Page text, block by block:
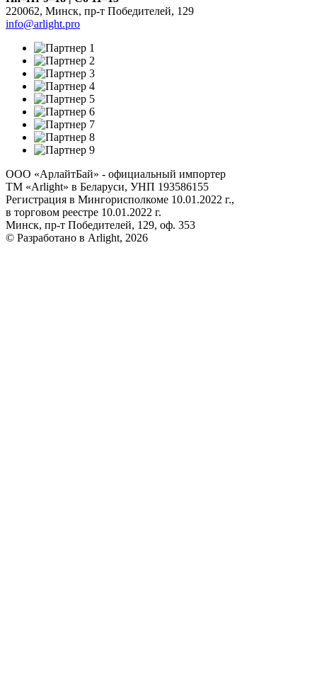
220062, Минск, пр-т Победителей, 129
info@arlight.pro
ООО «АрлайтБай» - официальный импортер
ТМ «Arlight» в Беларуси, УНП 193586155
Регистрация в Мингорисполкоме 10.01.2022 г.,
в торговом реестре 10.01.2022 г.
Минск, пр-т Победителей, 129, оф. 353
© Разработано в Arlight, 2026